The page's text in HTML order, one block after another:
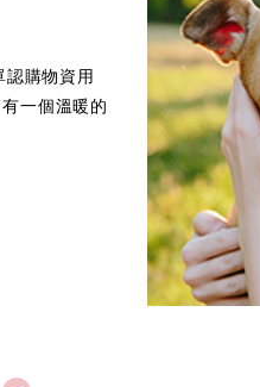
認購物資用
一個溫暖的